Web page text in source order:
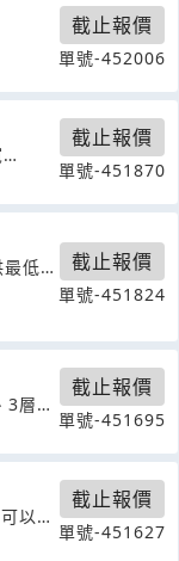
截止報價
單號-452006
截止報價
單號-451870
低採
截止報價
單號-451824
3層
截止報價
單號-451695
以接
截止報價
單號-451627